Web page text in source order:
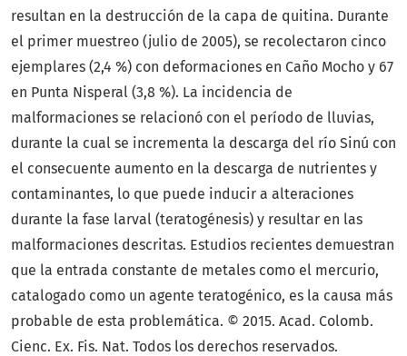
resultan en la destrucción de la capa de quitina. Durante
el primer muestreo (julio de 2005), se recolectaron cinco
ejemplares (2,4 %) con deformaciones en Caño Mocho y 67
en Punta Nisperal (3,8 %). La incidencia de
malformaciones se relacionó con el período de lluvias,
durante la cual se incrementa la descarga del río Sinú con
el consecuente aumento en la descarga de nutrientes y
contaminantes, lo que puede inducir a alteraciones
durante la fase larval (teratogénesis) y resultar en las
malformaciones descritas. Estudios recientes demuestran
que la entrada constante de metales como el mercurio,
catalogado como un agente teratogénico, es la causa más
probable de esta problemática. © 2015. Acad. Colomb.
Cienc. Ex. Fis. Nat. Todos los derechos reservados.